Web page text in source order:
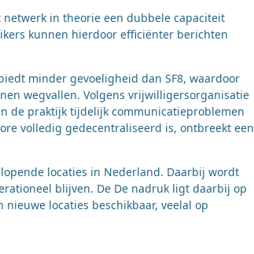
in theorie een dubbele capaciteit
kunnen hierdoor efficiënter berichten
minder gevoeligheid dan SF8, waardoor
wegvallen. Volgens vrijwilligersorganisatie
de praktijk tijdelijk communicatieproblemen
volledig gedecentraliseerd is, ontbreekt een
locaties in Nederland. Daarbij wordt
blijven. De De nadruk ligt daarbij op
locaties beschikbaar, veelal op